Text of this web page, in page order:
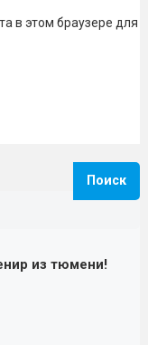
в этом браузере для
из тюмени!